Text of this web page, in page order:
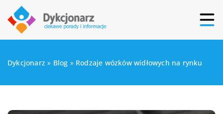
Dykcjonarz » Blog » Rodzaje wózków widłowych na rynku